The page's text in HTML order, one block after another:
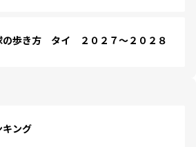
歩き方 タイ ２０２７～２０２８
ング